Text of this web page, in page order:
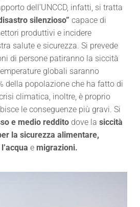
dell’UNCCD, infatti, si tratta
silenzioso” capace di
produttivi e incidere
salute e sicurezza. Si prevede
di persone patiranno la siccità
globali saranno
della popolazione che ha fatto di
climatica, inoltre, è proprio
le conseguenze più gravi. Si
e medio reddito dove la siccità
la sicurezza alimentare,
e migrazioni.